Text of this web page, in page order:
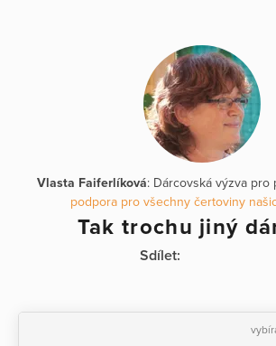
Vlasta Faiferlíková: Dárcovská výzva pro
podpora pro všechny čertoviny
Tak trochu jiný
Sdílet: